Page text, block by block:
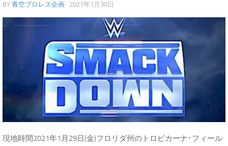
BY 青空プロレス企画 · 2021年1月30日
現地時間2021年1月29日(金)フロリダ州のトロピカーナ･フィール